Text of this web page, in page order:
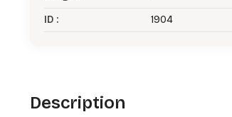
ID :
1904
Description